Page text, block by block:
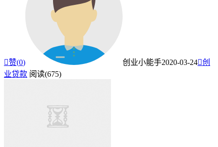
赞(0) 创业小能手2020-03-24创
业贷款 阅读(675)